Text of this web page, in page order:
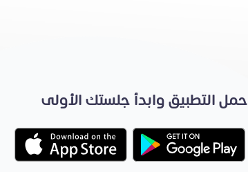
حمل التطبيق وابدأ جلستك الأولى